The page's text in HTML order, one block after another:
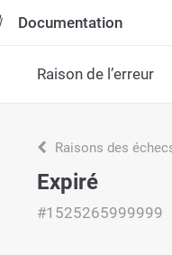
Documentation
Raison de l’erreur
Raisons des
Expiré
#1525265999999